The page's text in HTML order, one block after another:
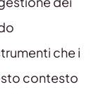
che i
contesto